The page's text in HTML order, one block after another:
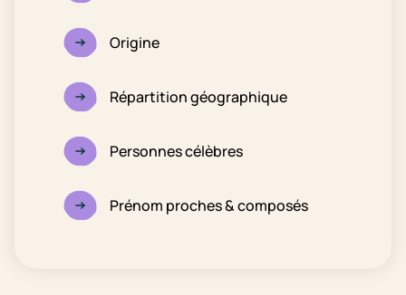
Origine
Répartition géographique
Personnes célèbres
Prénom proches & composés